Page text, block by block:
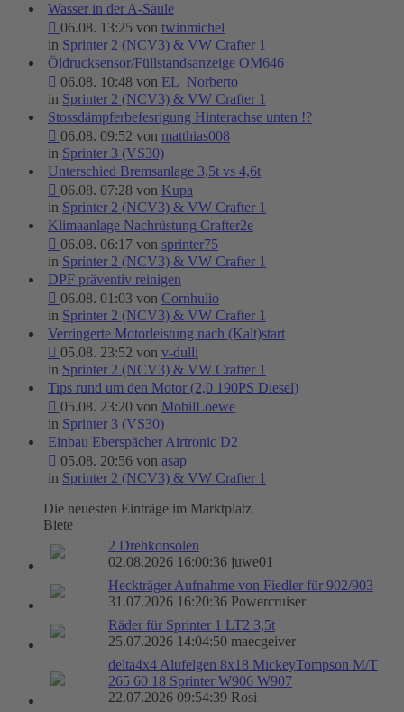
Wasser in der A-Säule
06.08. 13:25 von twinmichel
in Sprinter 2 (NCV3) & VW Crafter 1
Öldrucksensor/Füllstandsanzeige OM646
06.08. 10:48 von EL_Norberto
in Sprinter 2 (NCV3) & VW Crafter 1
Stossdämpferbefesrigung Hinterachse unten !?
06.08. 09:52 von matthias008
in Sprinter 3 (VS30)
Unterschied Bremsanlage 3,5t vs 4,6t
06.08. 07:28 von Kupa
in Sprinter 2 (NCV3) & VW Crafter 1
Klimaanlage Nachrüstung Crafter2e
06.08. 06:17 von sprinter75
in Sprinter 2 (NCV3) & VW Crafter 1
DPF präventiv reinigen
06.08. 01:03 von Cornhulio
in Sprinter 2 (NCV3) & VW Crafter 1
Verringerte Motorleistung nach (Kalt)start
05.08. 23:52 von v-dulli
in Sprinter 2 (NCV3) & VW Crafter 1
Tips rund um den Motor (2,0 190PS Diesel)
05.08. 23:20 von MobilLoewe
in Sprinter 3 (VS30)
Einbau Eberspächer Airtronic D2
05.08. 20:56 von asap
in Sprinter 2 (NCV3) & VW Crafter 1
Die neuesten Einträge im Marktplatz
Biete
2 Drehkonsolen
02.08.2026 16:00:36 juwe01
Heckträger Aufnahme von Fiedler für 902/903
31.07.2026 16:20:36 Powercruiser
Räder für Sprinter 1 LT2 3,5t
25.07.2026 14:04:50 maecgeiver
delta4x4 Alufelgen 8x18 MickeyTompson M/T
265 60 18 Sprinter W906 W907
22.07.2026 09:54:39 Rosi